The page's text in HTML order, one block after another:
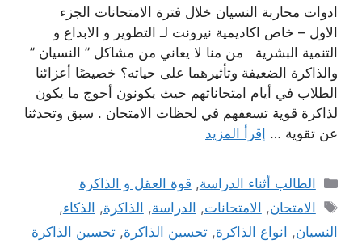
ادوات محاربة النسيان خلال فترة الامتحانات الجزء
الاول – خاص اكاديمية نيرونت لـ التطوير و الابداع و
التنمية البشرية من منا لا يعاني من مشاكل ” النسيان ”
والذاكرة الضعيفة وتأثيرهما على حياته؟ خصيصًا أعزائنا
الطلاب في أيام امتحاناتهم حيث يكونون أحوج ما يكون
لذاكرة قوية تسعفهم في لحظات الامتحان . سبق وتحدثنا
عن تقوية … إقرأ المزيد
التصنيفات
الطالب أثناء الدراسة, قوة العقل و الذاكرة
الوسوم
الامتحان, الامتحانات, الدراسة, الذاكرة, الذكاء,
النسيان, انواع الذاكرة, تحسين الذاكرة, تحسين الذاكرة